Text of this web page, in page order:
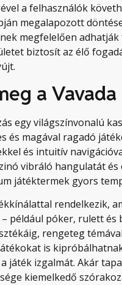
a felhasználók
megalapozott
megfelelően
biztosít az élő
a
egy világszínvonalú
és magával ragadó
és intuitív
vibráló hangulatát
játéktermek gyors
rendelkezik,
például póker, rulett és
rengeteg
is
játék izgalmát. Akár
kiemelkedő